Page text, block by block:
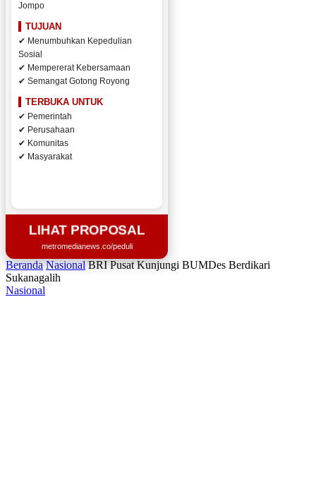
Jompo
TUJUAN
✔ Menumbuhkan Kepedulian
Sosial
✔ Mempererat Kebersamaan
✔ Semangat Gotong Royong
TERBUKA UNTUK
✔ Pemerintah
✔ Perusahaan
✔ Komunitas
✔ Masyarakat
LIHAT PROPOSAL
metromedianews.co/peduli
Beranda Nasional BRI Pusat Kunjungi BUMDes Berdikari
Sukanagalih
Nasional